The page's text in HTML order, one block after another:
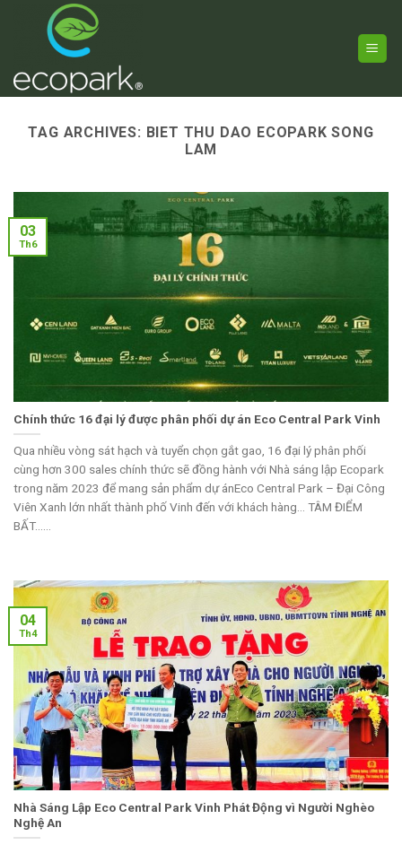
TAG ARCHIVES: BIET THU DAO ECOPARK SONG
LAM
Chính thức 16 đại lý được phân phối dự án Eco Central Park Vinh
Qua nhiều vòng sát hạch và tuyển chọn gắt gao, 16 đại lý phân phối
cùng hơn 300 sales chính thức sẽ đồng hành với Nhà sáng lập Ecopark
trong năm 2023 để mang sản phẩm dự ánEco Central Park – Đại Công
Viên Xanh lớn nhất thành phố Vinh đến với khách hàng… TÂM ĐIỂM
BẤT......
03
Th6
Nhà Sáng Lập Eco Central Park Vinh Phát Động vì Người Nghèo
Nghệ An
04
Th4